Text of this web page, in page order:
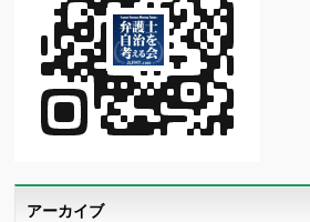
アーカイブ